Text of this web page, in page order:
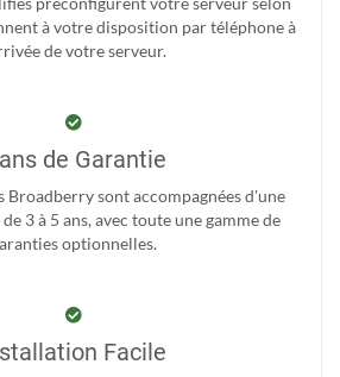
à votre disposition par téléphone à
de votre serveur.
de Garantie
Broadberry sont accompagnées d'une
3 à 5 ans, avec toute une gamme de
optionnelles.
Facile